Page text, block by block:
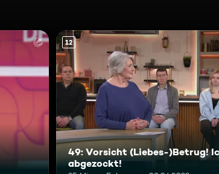
12
49: Vorsicht (Liebes-)Betrug!
abgezockt!